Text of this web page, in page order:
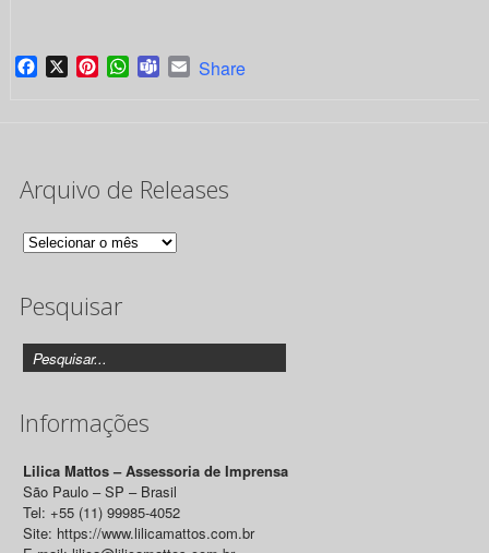
Facebook
X PinterestWhatsApp
TeamsEmail
Share
Arquivo de Releases
Arquivo
Releases
Pesquisar
Informações
Lilica Mattos – Assessoria de Imprensa
São Paulo – SP – Brasil
Tel: +55 (11) 99985-4052
Site: https://www.lilicamattos.com.br